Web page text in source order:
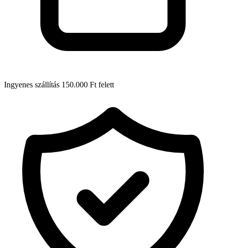
Ingyenes szállítás 150.000 Ft felett